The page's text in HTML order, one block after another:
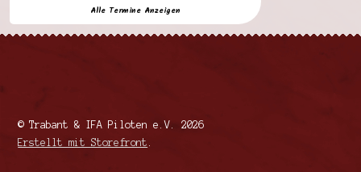
Alle Termine Anzeigen
© Trabant & IFA Piloten e.V. 2026
Erstellt mit Storefront